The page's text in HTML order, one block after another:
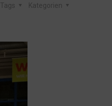
Kategorien
Tags